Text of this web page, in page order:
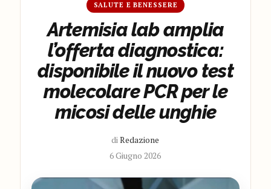
SALUTE E BENESSERE
Artemisia lab amplia
l’offerta diagnostica:
disponibile il nuovo test
molecolare PCR per le
micosi delle unghie
diRedazione
6 Giugno 2026